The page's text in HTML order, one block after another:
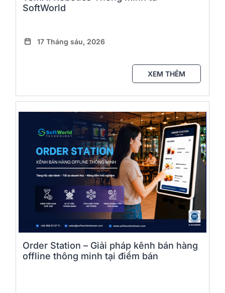
SoftWorld
17 Tháng sáu, 2026
XEM THÊM
Order Station – Giải pháp kênh bán hàng
offline thông minh tại điểm bán